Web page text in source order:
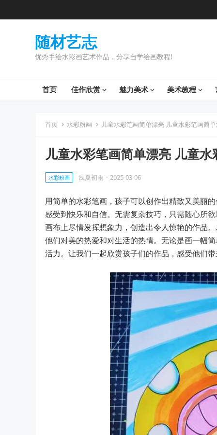
随材艺志
优秀手绘水彩画艺术作品，分享自学绘画教程!
首页 佳作欣赏 魅力美术 美术教程
首页 水彩粉画 儿童水彩笔画简单漂亮 儿童水彩笔画简
儿童水彩笔画简单漂亮 儿童
水彩粉画 浅夏初雨 · 2025-03-06
用简单的水彩笔画，孩子可以创作出精致又美丽
感受到快乐和自信。无需复杂技巧，只需随心所
画布上尽情发挥想象力，创造出令人惊艳的作品
他们对美的热爱和对生活的热情。无论是画一幅
活力。让我们一起欣赏孩子们的作品，感受他们